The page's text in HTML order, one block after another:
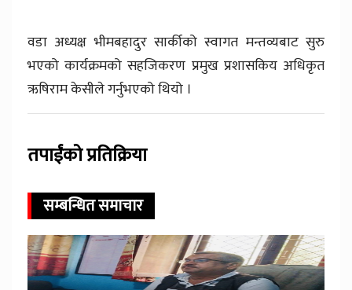
वडा अध्यक्ष भीमबहादुर सार्कीको स्वागत मन्तव्यबाट सुरु
भएको कार्यक्रमको सहजिकरण प्रमुख प्रशासकिय अधिकृत
ऋषिराम केसीले गर्नुभएको थियो ।
तपाईंको प्रतिक्रिया
सम्बन्धित समाचार